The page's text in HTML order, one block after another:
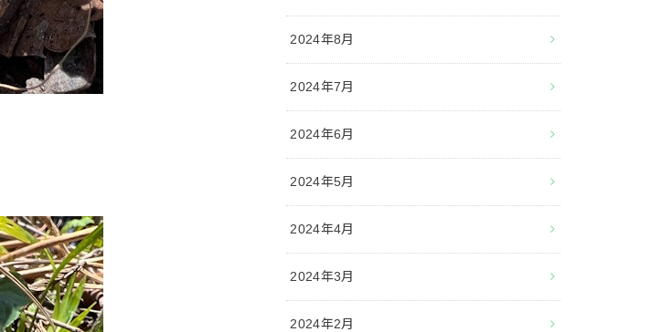
2024年8月
2024年7月
2024年6月
2024年5月
2024年4月
2024年3月
2024年2月